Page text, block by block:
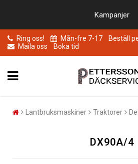
Kampanjer
Ring oss! Mån-fre 7-17
Beställ
Maila oss
Boka tid
Lantbruksmaskiner Traktorer
DX90A/4